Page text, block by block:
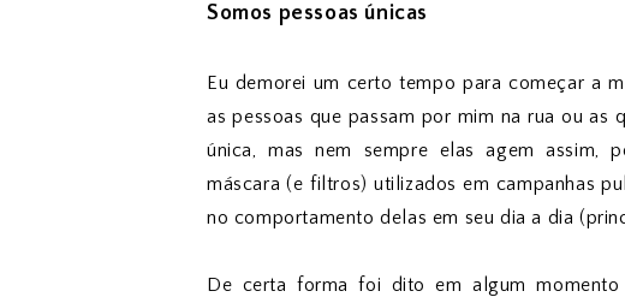
Somos pessoas únicas
Eu demorei um certo tempo para começar a
as pessoas que passam por mim na rua ou as
única, mas nem sempre elas agem assim,
máscara (e filtros) utilizados em campanhas
no comportamento delas em seu dia a dia
De certa forma foi dito em algum momento